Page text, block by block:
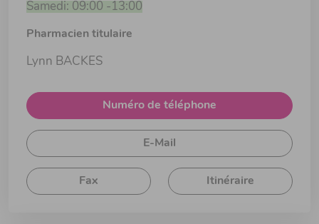
Samedi: 09:00 -13:00
Pharmacien titulaire
Lynn BACKES
Numéro de téléphone
E-Mail
Fax Itinéraire